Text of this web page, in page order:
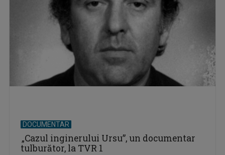
DOCUMENTAR
„Cazul inginerului Ursu”, un documentar
tulburător, la TVR 1